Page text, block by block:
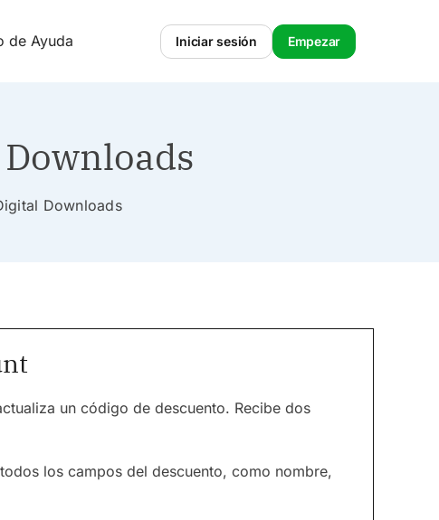
de Ayuda Iniciar sesión Empezar
Downloads
un código de descuento. Recibe dos
los campos del descuento, como nombre,